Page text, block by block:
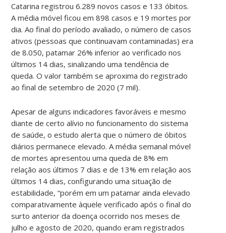
Catarina registrou 6.289 novos casos e 133 óbitos.
A média móvel ficou em 898 casos e 19 mortes por
dia. Ao final do período avaliado, o número de casos
ativos (pessoas que continuavam contaminadas) era
de 8.050, patamar 26% inferior ao verificado nos
últimos 14 dias, sinalizando uma tendência de
queda. O valor também se aproxima do registrado
ao final de setembro de 2020 (7 mil).
Apesar de alguns indicadores favoráveis e mesmo
diante de certo alívio no funcionamento do sistema
de saúde, o estudo alerta que o número de óbitos
diários permanece elevado. A média semanal móvel
de mortes apresentou uma queda de 8% em
relação aos últimos 7 dias e de 13% em relação aos
últimos 14 dias, configurando uma situação de
estabilidade, “porém em um patamar ainda elevado
comparativamente àquele verificado após o final do
surto anterior da doença ocorrido nos meses de
julho e agosto de 2020, quando eram registrados